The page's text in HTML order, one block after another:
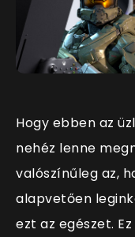
Hogy ebben az
nehéz lenne
valószínűleg az,
alapvetően
ezt az egészet.